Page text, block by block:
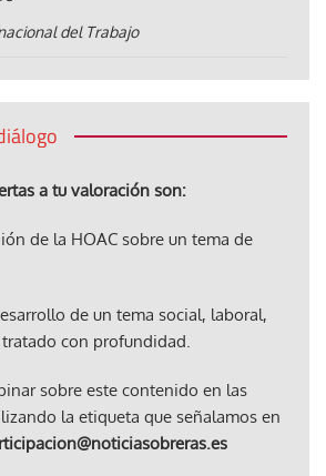
del Trabajo
a tu valoración son:
de la HOAC sobre un tema de
de un tema social, laboral,
con profundidad.
sobre este contenido en las
la etiqueta que señalamos en